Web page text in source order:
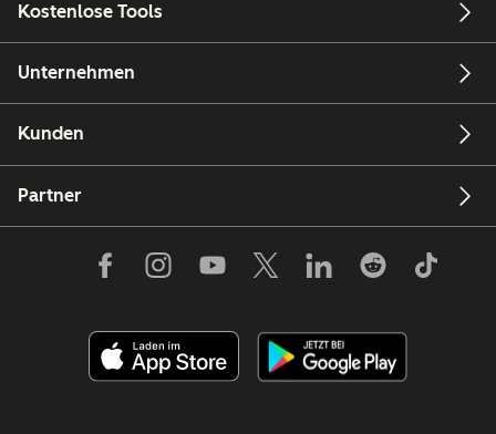
Kostenlose Tools
Unternehmen
Kunden
Partner